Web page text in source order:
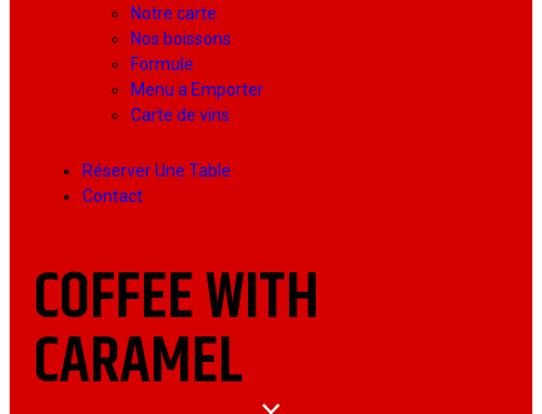
Notre carte
Nos boissons
Formule
Menu a Emporter
Carte de vins
Réserver Une Table
Contact
COFFEE WITH
CARAMEL